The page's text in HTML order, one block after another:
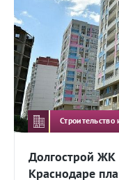
Долгострой
Краснодаре